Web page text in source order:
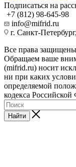
Подписаться на
+7 (812) 98-645-98
info@mifrid.ru
г. Санкт-
Все права
Обращаем ваше
(mifrid.ru) носит
ни при каких
определяемой
кодекса
Найти